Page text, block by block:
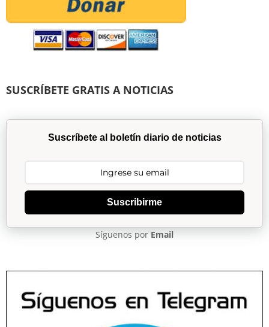
SUSCRÍBETE GRATIS A NOTICIAS
Suscríbete al boletín diario de noticias
Suscribirme
Síguenos por Email